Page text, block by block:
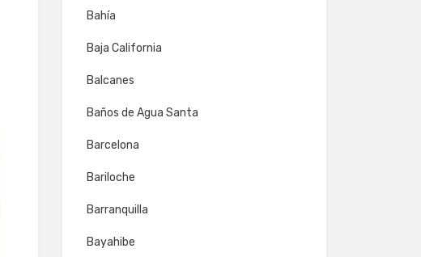
Bahía
Baja California
Balcanes
Baños de Agua Santa
Barcelona
Bariloche
Barranquilla
Bayahibe